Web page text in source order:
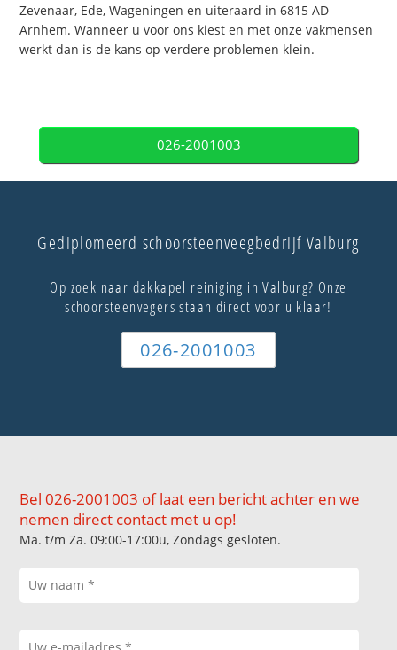
Zevenaar, Ede, Wageningen en uiteraard in 6815 AD
Arnhem. Wanneer u voor ons kiest en met onze vakmensen
werkt dan is de kans op verdere problemen klein.
026-2001003
Gediplomeerd schoorsteenveegbedrijf Valburg
Op zoek naar dakkapel reiniging in Valburg? Onze
schoorsteenvegers staan direct voor u klaar!
026-2001003
Bel 026-2001003 of laat een bericht achter en we
nemen direct contact met u op!
Ma. t/m Za. 09:00-17:00u, Zondags gesloten.